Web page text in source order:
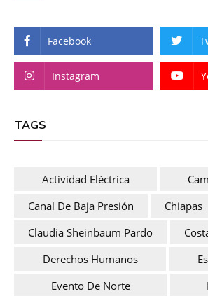
Facebook
Instagram
TAGS
Actividad Eléctrica
Canal De Baja Presión
Chiapas
Claudia Sheinbaum Pardo
Derechos Humanos
Evento De Norte